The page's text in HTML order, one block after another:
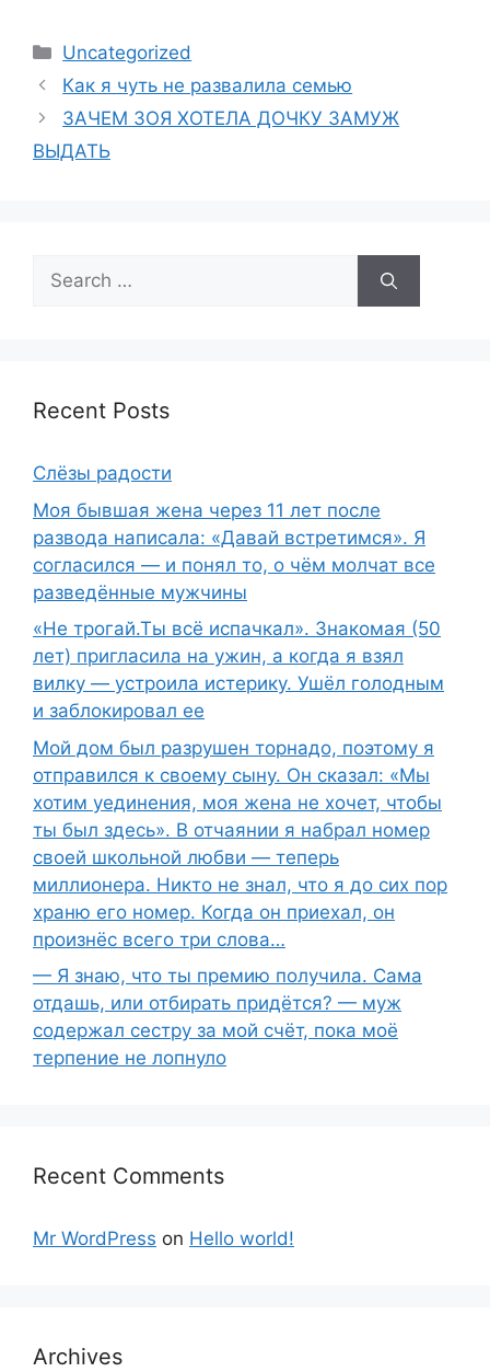
Categories
Uncategorized
Как я чуть не развалила семью
ЗАЧЕМ ЗОЯ ХОТЕЛА ДОЧКУ ЗАМУЖ
ВЫДАТЬ
Search
for:
Recent Posts
Слёзы радости
Моя бывшая жена через 11 лет после
развода написала: «Давай встретимся». Я
согласился — и понял то, о чём молчат все
разведённые мужчины
«Не трогай.Ты всё испачкал». Знакомая (50
лет) пригласила на ужин, а когда я взял
вилку — устроила истерику. Ушёл голодным
и заблокировал ее
Мой дом был разрушен торнадо, поэтому я
отправился к своему сыну. Он сказал: «Мы
хотим уединения, моя жена не хочет, чтобы
ты был здесь». В отчаянии я набрал номер
своей школьной любви — теперь
миллионера. Никто не знал, что я до сих пор
храню его номер. Когда он приехал, он
произнёс всего три слова…
— Я знаю, что ты премию получила. Сама
отдашь, или отбирать придётся? — муж
содержал сестру за мой счёт, пока моё
терпение не лопнуло
Recent Comments
Mr WordPress on Hello world!
Archives